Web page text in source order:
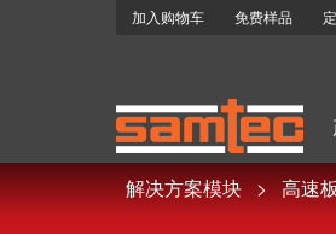
加入购物车 免费样品
解决方案模块 高速